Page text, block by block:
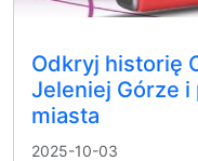
Odkryj historię
Jeleniej Górze i
miasta
2025-10-03